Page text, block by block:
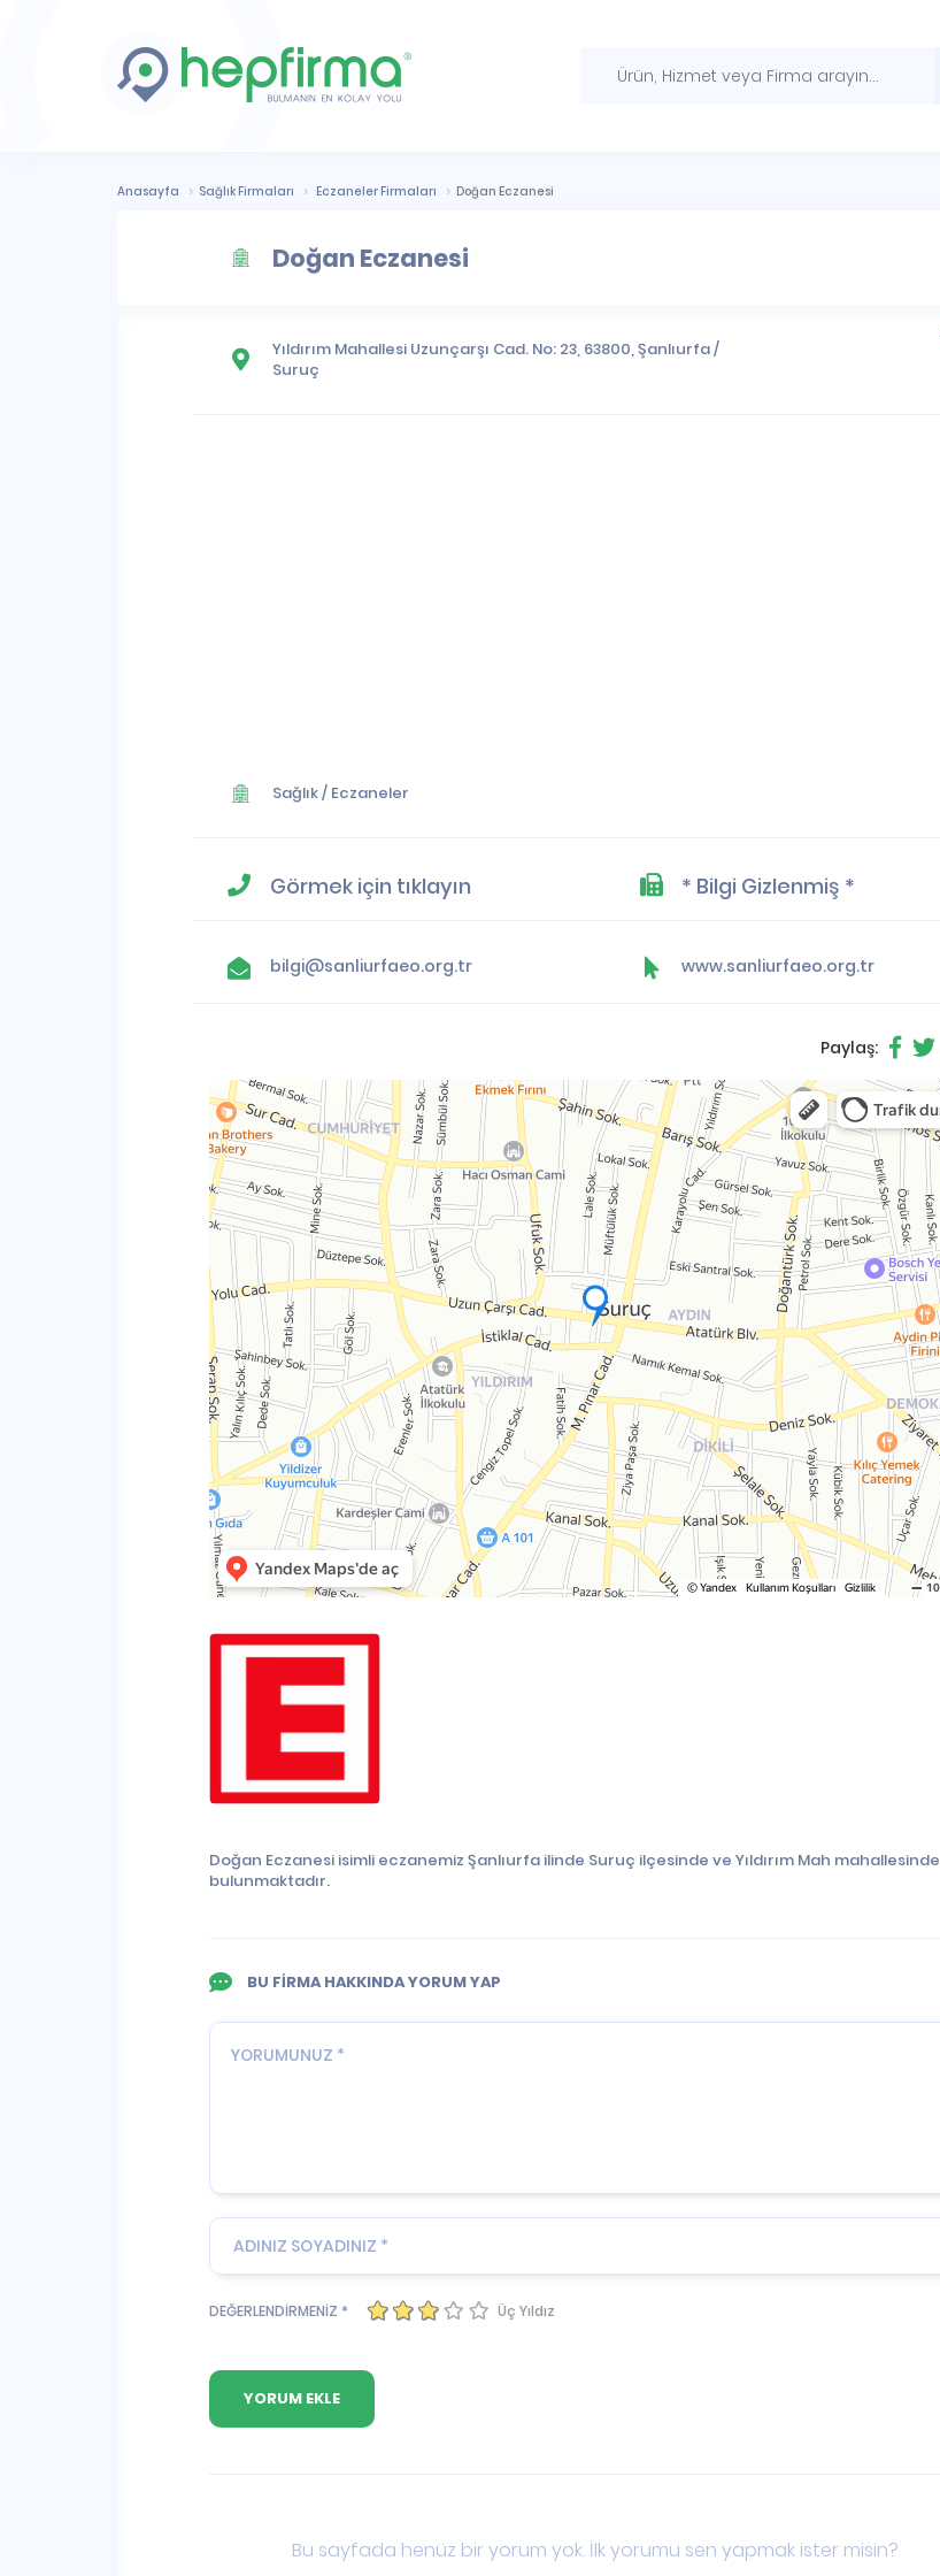
Anasayfa Sağlık Firmaları Eczaneler Firmaları Doğan Eczanesi
Doğan Eczanesi
Yıldırım Mahallesi Uzunçarşı Cad. No: 23, 63800,Şanlıurfa/
Suruç
Sağlık/ Eczaneler
Görmek için tıklayın * Bilgi Gizlenmiş *
bilgi@sanliurfaeo.org.tr www.sanliurfaeo.org.tr
Paylaş:
Doğan Eczanesi isimli eczanemiz Şanlıurfa ilinde Suruç ilçesinde ve Yıldırım Mah mahallesinde
bulunmaktadır.
BU FİRMA HAKKINDA YORUM YAP
DEĞERLENDİRMENİZ * Üç Yıldız
Bu sayfada henüz bir yorum yok. İlk yorumu sen yapmak ister misin?